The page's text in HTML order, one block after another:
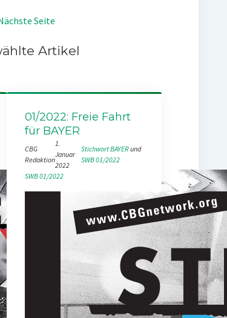
Seite
Artikel
01/2022: Freie Fahrt
für BAYER
CBG
Redaktion
1.
Januar
2022
Stichwort BAYER
und
SWB 01/2022
SWB 01/2022